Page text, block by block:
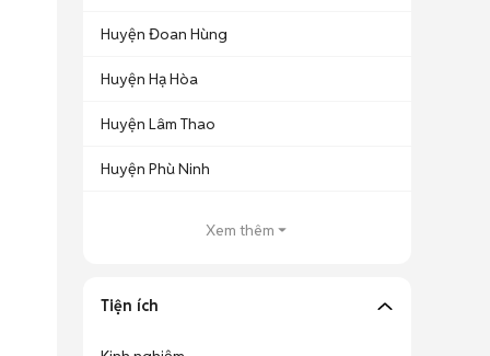
Huyện Đoan Hùng
Huyện Hạ Hòa
Huyện Lâm Thao
Huyện Phù Ninh
Xem thêm
Tiện ích